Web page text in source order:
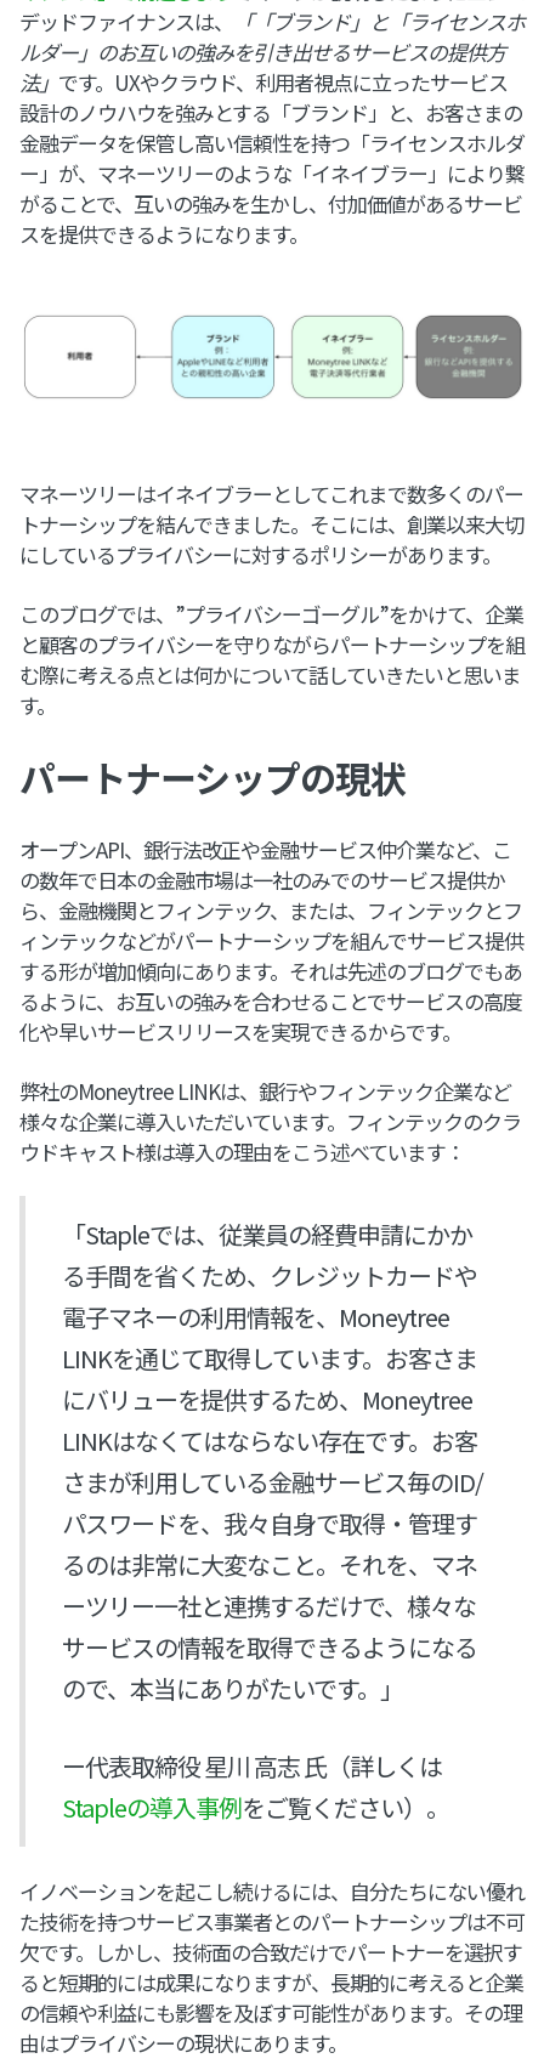
デッドファイナンスは、
「「ブランド」と「ライセンスホ
ルダー」のお互いの強みを引き出せるサービスの提供方
法」 です。UXやクラウド、利用者視点に立ったサービス
設計のノウハウを強みとする「ブランド」と、お客さまの
金融データを保管し高い信頼性を持つ「ライセンスホルダ
ー」が、マネーツリーのような「イネイブラー」により繋
がることで、互いの強みを生かし、付加価値があるサービ
スを提供できるようになります。
マネーツリーはイネイブラーとしてこれまで数多くのパー
トナーシップを結んできました。そこには、創業以来大切
にしているプライバシーに対するポリシーがあります。
このブログでは、”プライバシーゴーグル”をかけて、企業
と顧客のプライバシーを守りながらパートナーシップを組
む際に考える点とは何かについて話していきたいと思いま
す。
パートナーシップの現状
オープンAPI、銀行法改正や金融サービス仲介業など、こ
の数年で日本の金融市場は一社のみでのサービス提供か
ら、金融機関とフィンテック、または、フィンテックとフ
ィンテックなどがパートナーシップを組んでサービス提供
する形が増加傾向にあります。それは先述のブログでもあ
るように、お互いの強みを合わせることでサービスの高度
化や早いサービスリリースを実現できるからです。
弊社のMoneytree LINKは、銀行やフィンテック企業など
様々な企業に導入いただいています。フィンテックのクラ
ウドキャスト様は導入の理由をこう述べています：
「Stapleでは、従業員の経費申請にかか
る手間を省くため、クレジットカードや
電子マネーの利用情報を、Moneytree
LINKを通じて取得しています。お客さま
にバリューを提供するため、Moneytree
LINKはなくてはならない存在です。お客
さまが利用している金融サービス毎のID/
パスワードを、我々自身で取得・管理す
るのは非常に大変なこと。それを、マネ
ーツリー一社と連携するだけで、様々な
サービスの情報を取得できるようになる
ので、本当にありがたいです。」
ー代表取締役 星川 高志 氏（詳しくは
Stapleの導入事例をご覧ください）。
イノベーションを起こし続けるには、自分たちにない優れ
た技術を持つサービス事業者とのパートナーシップは不可
欠です。しかし、技術面の合致だけでパートナーを選択す
ると短期的には成果になりますが、長期的に考えると企業
の信頼や利益にも影響を及ぼす可能性があります。その理
由はプライバシーの現状にあります。